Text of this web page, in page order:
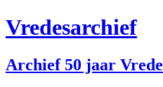
Doorgaan
naar
Vredesarchief
Archief 50 jaar Vrede